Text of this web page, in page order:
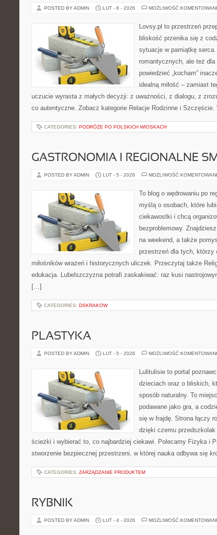
POSTED BY ADMIN LUT - 6 - 2026 MOŻLIWOŚĆ
Lovsy.pl to przestrzeń
bliskość przenika się z
sytuacje w pamiątkę
romantycznych, ale też
powiedzieć „kocham”
idealną miłość – zamiast
uczucie wyrasta z małych decyzji: z uważności, z dialogu, z
co autentyczne. Zobacz kategorie Relacje Rodzinne i
CATEGORIES: PODRÓŻE PO POLSKICH WIOSKACH
GASTRONOMIA I REGIONALNE
POSTED BY ADMIN LUT - 5 - 2026 MOŻLIWOŚĆ
To blog o wędrowaniu po
myślą o osobach, które
ciekawostki i chcą
bezproblemowy.
na weekend, a także
przestrzeń dla tych, którzy
miłośników wrażeń i historycznych uliczek. Przeczytaj także
edukacja. Lubelszczyzna potrafi zaskakiwać: raz kusi
[…]
CATEGORIES: DSKRAKOW
PLASTYKA
POSTED BY ADMIN LUT - 5 - 2026 MOŻLIWOŚĆ
Lulitulisie to portal
dzieciach oraz o bliskich,
sposób naturalny. To
podawane jako gra, a
się w frajdę. Strona łączy
dzięki czemu
ścieżki i wybierać to, co najbardziej ciekawi. Polecamy Fizyka i
stworzenie bezpiecznej przestrzeni, w której nauka odbywa się
CATEGORIES: ZARZĄDZANIE PRODUKTEM
RYBNIK
POSTED BY ADMIN LUT - 4 - 2026 MOŻLIWOŚĆ